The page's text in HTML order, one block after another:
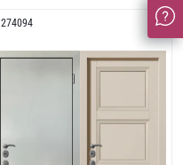
274094